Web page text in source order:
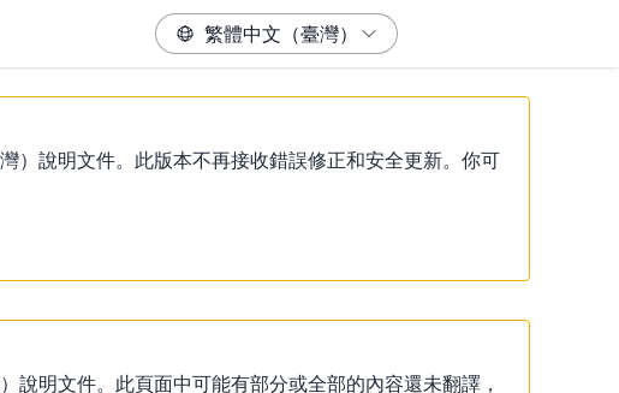
）說明文件。此版本不再接收錯誤修正和安全更新。你可
明文件。此頁面中可能有部分或全部的內容還未翻譯，